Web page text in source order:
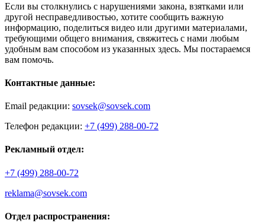
Если вы столкнулись с нарушениями закона, взятками или
другой несправедливостью, хотите сообщить важную
информацию, поделиться видео или другими материалами,
требующими общего внимания, свяжитесь с нами любым
удобным вам способом из указанных здесь. Мы постараемся
вам помочь.
Контактные данные:
Email редакции: sovsek@sovsek.com
Телефон редакции: +7 (499) 288-00-72
Рекламный отдел:
+7 (499) 288-00-72
reklama@sovsek.com
Отдел распространения: